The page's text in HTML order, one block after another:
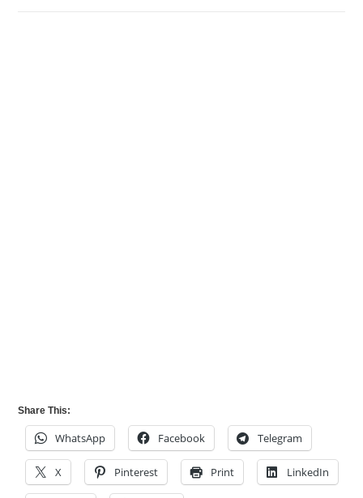
Share This:
WhatsApp Facebook Telegram
X Pinterest Print LinkedIn